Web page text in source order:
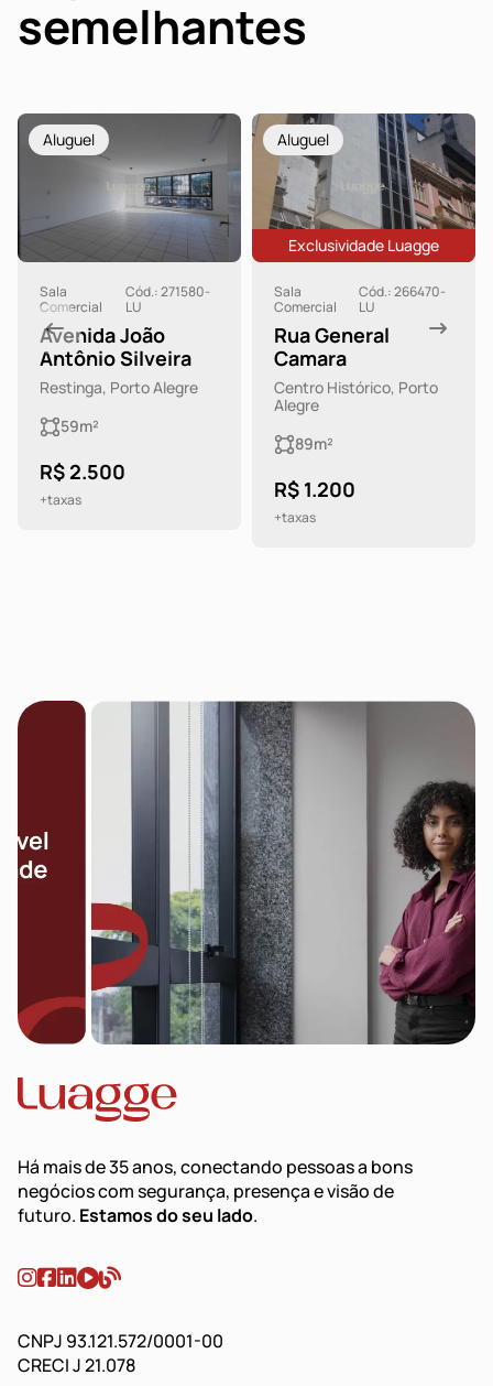
semelhantes
Aluguel
Sala
Comercial
Cód.: 271580-
LU
Avenida João
Antônio Silveira
Restinga, Porto Alegre
59m²
R$ 2.500
+taxas
Aluguel
Exclusividade Luagge
Sala
Comercial
Cód.: 266470-
LU
Rua General
Camara
Centro Histórico, Porto
Alegre
89m²
R$ 1.200
+taxas
Há mais de 35 anos, conectando pessoas a bons
negócios com segurança, presença e visão de
futuro. Estamos do seu lado.
CNPJ 93.121.572/0001-00
CRECI J 21.078